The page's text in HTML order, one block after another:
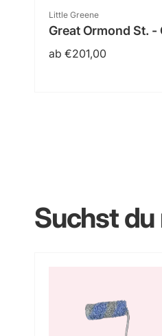
Anbieter:
Little Greene
Great Ormond St. -
Normaler
ab €201,00
Suchst du